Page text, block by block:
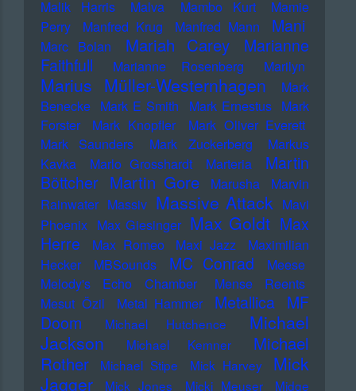
Malik Harris Malva Mambo Kurt
Mamie
Perry
Manfred Krug Manfred Mann Mani
Marc Bolan Mariah Carey
Marianne
Faithfull
Marianne Rosenberg Marilyn
Marius Müller-Westernhagen
Mark
Benecke Mark E Smith Mark Ernestus Mark
Forster
Mark Knopfler
Mark Oliver Everett
Mark Saunders
Mark Zuckerberg
Markus
Kavka
Marlo Grosshardt Marteria
Martin
Böttcher Martin Gore Marusha
Marvin
Rainwater Massiv Massive Attack Mavi
Phoenix Max Giesinger Max Goldt Max
Herre
Max Romeo Maxi Jazz
Maximilian
Hecker
MBSounds MC Conrad
Meese
Melody's Echo Chamber
Mense Reents
Mesut Özil
Metal Hammer Metallica MF
Doom
Michael Hutchence
Michael
Jackson
Michael Kemner
Michael
Rother
Michael Stipe Mick Harvey
Mick
Jagger
Mick Jones Micki Meuser
Midge